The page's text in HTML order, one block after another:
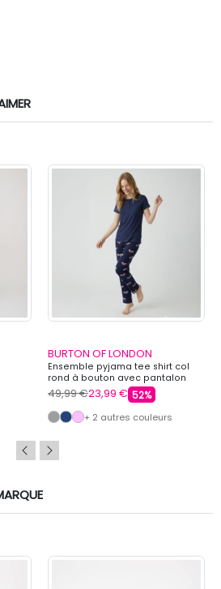
BURTON OF LONDON
Ensemble pyjama tee shirt col
rond à bouton avec pantalon
imprimé honey Femme BURTON
OF LONDON
49,99 €23,99 € 52%
+ 2 autres couleurs